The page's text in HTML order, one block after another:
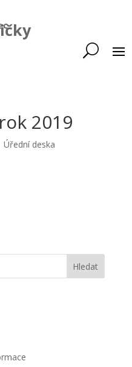
2019
Úřední deska